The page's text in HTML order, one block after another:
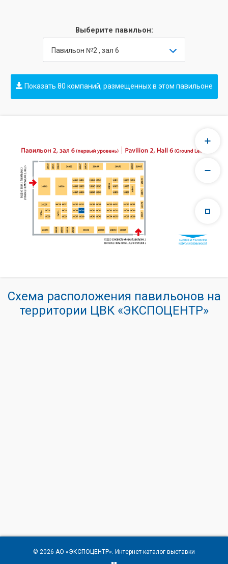
Выберите павильон:
Павильон №2 , зал 6
Показать 80 компаний, размещенных в этом павильоне
Схема расположения павильонов на
территории ЦВК «ЭКСПОЦЕНТР»
© 2026 АО «ЭКСПОЦЕНТР». Интернет-каталог выставки